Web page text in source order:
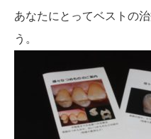
あなたにとってベストの
う。